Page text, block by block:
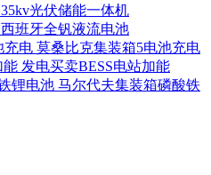
35kv光伏储能一体机
西班牙全钒液流电池
莫桑比克集装箱5电池充电
发电买卖BESS电站加能
马尔代夫集装箱磷酸铁